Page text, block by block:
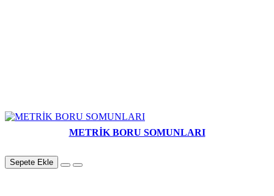
METRİK BORU SOMUNLARI
Sepete Ekle